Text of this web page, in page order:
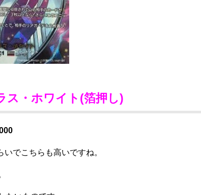
ス・ホワイト(箔押し)
でこちらも高いですね。